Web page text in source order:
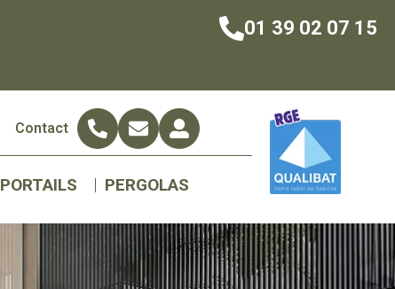
01 39 02 07 15
Contact
PORTAILS PERGOLAS